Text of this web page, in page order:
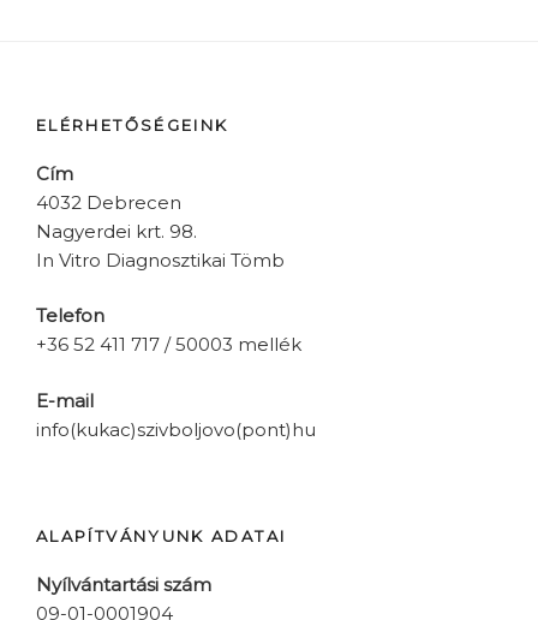
ELÉRHETŐSÉGEINK
Cím
4032 Debrecen
Nagyerdei krt. 98.
In Vitro Diagnosztikai Tömb
Telefon
+36 52 411 717 / 50003 mellék
E-mail
info(kukac)szivboljovo(pont)hu
ALAPÍTVÁNYUNK ADATAI
Nyílvántartási szám
09-01-0001904